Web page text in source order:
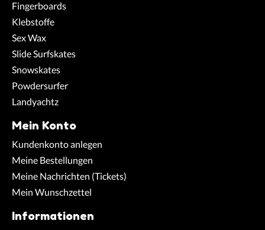
Fingerboards
Klebstoffe
Sex Wax
Slide Surfskates
Snowskates
Powdersurfer
Landyachtz
Mein Konto
Kundenkonto anlegen
Meine Bestellungen
Meine Nachrichten (Tickets)
Mein Wunschzettel
Informationen